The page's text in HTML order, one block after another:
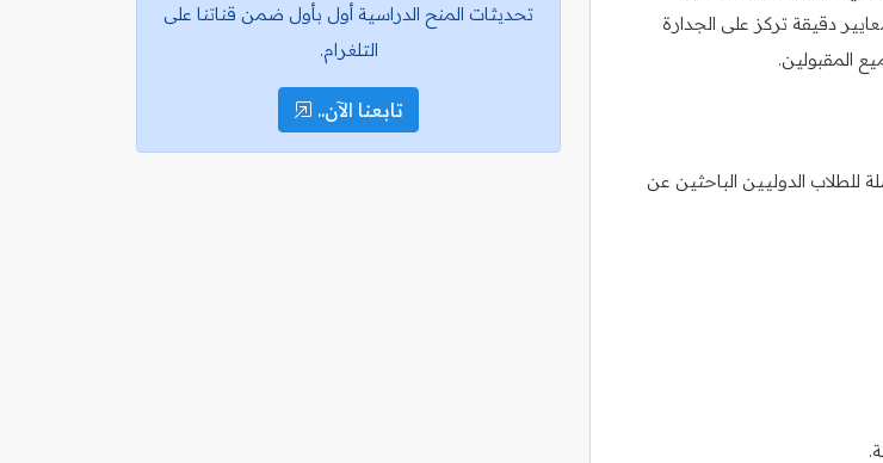
دقيقة تركز على الجدارة
المقبولين.
للطلاب الدوليين الباحثين عن
تحديثات المنح الدراسية أول بأول ضمن قناتنا على
التلغرام.
تابعنا الآن..